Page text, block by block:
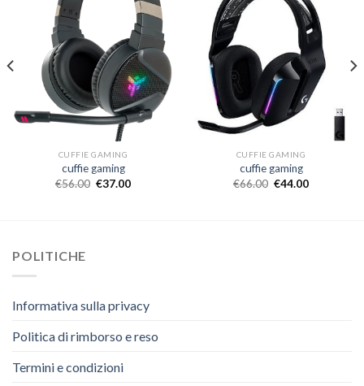
CUFFIE GAMING
cuffie gaming
€56.00 €37.00
CUFFIE GAMING
cuffie gaming
€66.00 €44.00
POLITICHE
Informativa sulla privacy
Politica di rimborso e reso
Termini e condizioni